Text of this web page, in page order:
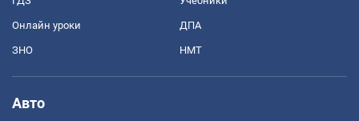
Онлайн уроки ДПА
ЗНО НМТ
Авто